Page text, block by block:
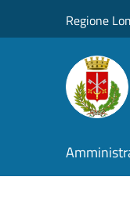
Regione